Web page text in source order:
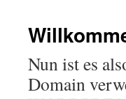
springen
Nun ist es
Domain